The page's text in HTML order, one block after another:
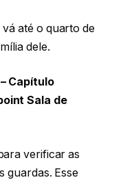
até o quarto de
dele.
Capítulo
Sala de
verificar as
guardas. Esse